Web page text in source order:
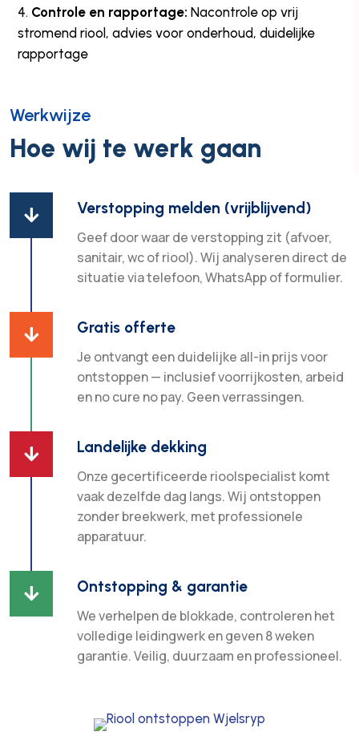
Controle en rapportage: Nacontrole op vrij
stromend riool, advies voor onderhoud, duidelijke
rapportage
Werkwijze
Hoe wij te werk gaan
 Verstopping melden (vrijblijvend)
Geef door waar de verstopping zit (afvoer,
sanitair, wc of riool). Wij analyseren direct de
situatie via telefoon, WhatsApp of formulier.
 Gratis offerte
Je ontvangt een duidelijke all-in prijs voor
ontstoppen — inclusief voorrijkosten, arbeid
en no cure no pay. Geen verrassingen.
 Landelijke dekking
Onze gecertificeerde rioolspecialist komt
vaak dezelfde dag langs. Wij ontstoppen
zonder breekwerk, met professionele
apparatuur.
 Ontstopping & garantie
We verhelpen de blokkade, controleren het
volledige leidingwerk en geven 8 weken
garantie. Veilig, duurzaam en professioneel.